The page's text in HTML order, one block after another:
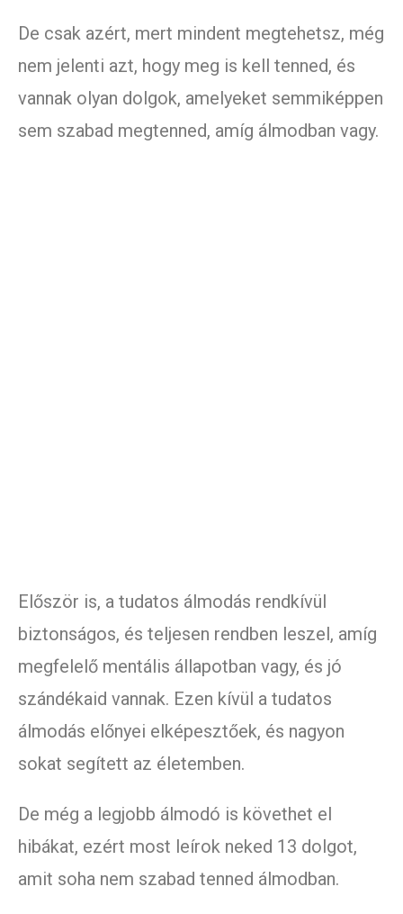
De csak azért, mert mindent megtehetsz, még
nem jelenti azt, hogy meg is kell tenned, és
vannak olyan dolgok, amelyeket semmiképpen
sem szabad megtenned, amíg álmodban vagy.
Először is, a tudatos álmodás rendkívül
biztonságos, és teljesen rendben leszel, amíg
megfelelő mentális állapotban vagy, és jó
szándékaid vannak. Ezen kívül a tudatos
álmodás előnyei elképesztőek, és nagyon
sokat segített az életemben.
De még a legjobb álmodó is követhet el
hibákat, ezért most leírok neked 13 dolgot,
amit soha nem szabad tenned álmodban.